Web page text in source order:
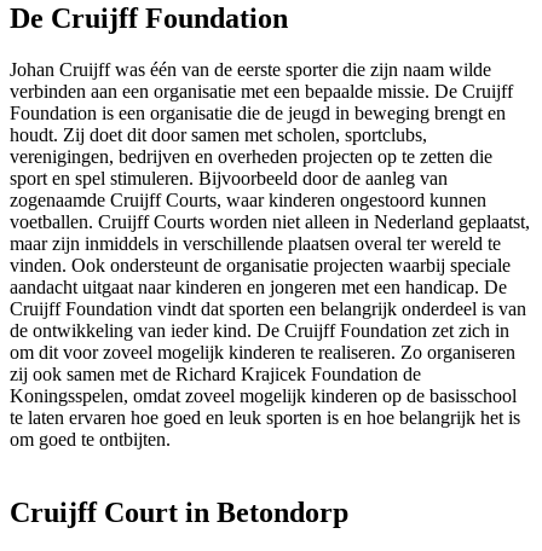
De Cruijff Foundation
Johan Cruijff was één van de eerste sporter die zijn naam wilde
verbinden aan een organisatie met een bepaalde missie. De Cruijff
Foundation is een organisatie die de jeugd in beweging brengt en
houdt. Zij doet dit door samen met scholen, sportclubs,
verenigingen, bedrijven en overheden projecten op te zetten die
sport en spel stimuleren. Bijvoorbeeld door de aanleg van
zogenaamde Cruijff Courts, waar kinderen ongestoord kunnen
voetballen. Cruijff Courts worden niet alleen in Nederland geplaatst,
maar zijn inmiddels in verschillende plaatsen overal ter wereld te
vinden. Ook ondersteunt de organisatie projecten waarbij speciale
aandacht uitgaat naar kinderen en jongeren met een handicap. De
Cruijff Foundation vindt dat sporten een belangrijk onderdeel is van
de ontwikkeling van ieder kind. De Cruijff Foundation zet zich in
om dit voor zoveel mogelijk kinderen te realiseren. Zo organiseren
zij ook samen met de Richard Krajicek Foundation de
Koningsspelen, omdat zoveel mogelijk kinderen op de basisschool
te laten ervaren hoe goed en leuk sporten is en hoe belangrijk het is
om goed te ontbijten.
Cruijff Court in Betondorp